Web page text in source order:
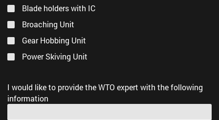
Blade holders with IC
Broaching Unit
Gear Hobbing Unit
Power Skiving Unit
I would like to provide the WTO expert with the following
information